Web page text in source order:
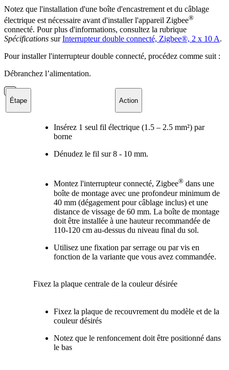
Notez que l'installation d'une boîte d'encastrement et du câblage
électrique est nécessaire avant d'installer l'appareil Zigbee®
connecté. Pour plus d'informations, consultez la rubrique
Spécifications surInterrupteur double connecté, Zigbee®, 2 x 10 A.
Pour installer l'interrupteur double connecté, procédez comme suit :
Débranchez l’alimentation.
Étape Action
Insérez 1 seul fil électrique (1.5 – 2.5 mm²) par
borne
Dénudez le fil sur 8 - 10 mm.
Montez l'interrupteur connecté, Zigbee® dans une
boîte de montage avec une profondeur minimum de
40 mm (dégagement pour câblage inclus) et une
distance de vissage de 60 mm. La boîte de montage
doit être installée à une hauteur recommandée de
110-120 cm au-dessus du niveau final du sol.
Utilisez une fixation par serrage ou par vis en
fonction de la variante que vous avez commandée.
Fixez la plaque centrale de la couleur désirée
Fixez la plaque de recouvrement du modèle et de la
couleur désirés
Notez que le renfoncement doit être positionné dans
le bas